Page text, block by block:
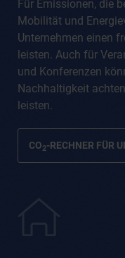
Für Emissionen, die
Mobilität und
Unternehmen einen
leisten. Auch für
und Konferenzen
Nachhaltigkeit
leisten.
CO2-RECHNER FÜR